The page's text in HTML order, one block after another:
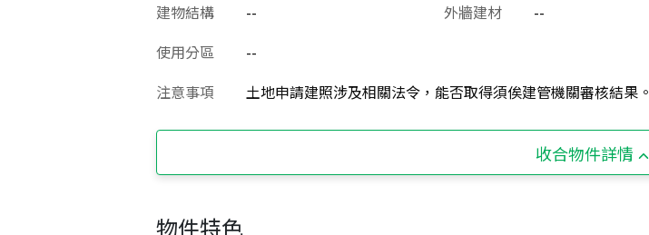
建物結構 -- 外牆建材 --
使用分區
--
注意事項
土地申請建照涉及相關法令，能否取得須俟建管機關審核結果。
收合物件詳情
物件特色